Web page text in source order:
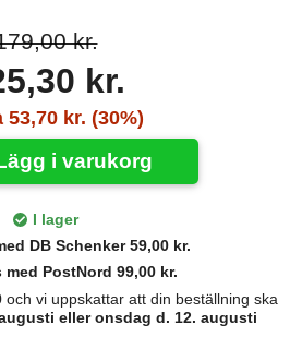
kr.
kr.
53,70 kr. (30%)
i varukorg
I lager
DB Schenker 59,00 kr.
med PostNord 99,00 kr.
vi uppskattar att din beställning ska
eller onsdag d. 12. augusti